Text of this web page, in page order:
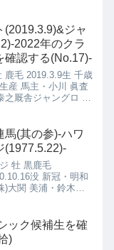
(2019.3.9)&ジャ
2022年のクラ
確認する(No.17)-
鹿毛 2019.3.9生 千歳
産 馬主・小川 眞査
之厩舎ジャングロ 牡
馬(其の参)-ハワ
(1977.5.22)-
牡 黒鹿毛
没 新冠・明和
)大関 美浦・鈴木勝
ック候補生を確
)